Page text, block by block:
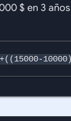
$ en 3